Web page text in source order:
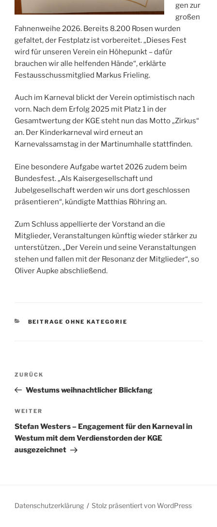
gen zur
großen
Fahnenweihe 2026. Bereits 8.200 Rosen wurden
gefaltet, der Festplatz ist vorbereitet. „Dieses Fest
wird für unseren Verein ein Höhepunkt – dafür
brauchen wir alle helfenden Hände“, erklärte
Festausschussmitglied Markus Frieling.
Auch im Karneval blickt der Verein optimistisch nach
vorn. Nach dem Erfolg 2025 mit Platz 1 in der
Gesamtwertung der KGE steht nun das Motto „Zirkus“
an. Der Kinderkarneval wird erneut an
Karnevalssamstag in der Martinumhalle stattfinden.
Eine besondere Aufgabe wartet 2026 zudem beim
Bundesfest. „Als Kaisergesellschaft und
Jubelgesellschaft werden wir uns dort geschlossen
präsentieren“, kündigte Matthias Röhring an.
Zum Schluss appellierte der Vorstand an die
Mitglieder, Veranstaltungen künftig wieder stärker zu
unterstützen. „Der Verein und seine Veranstaltungen
stehen und fallen mit der Resonanz der Mitglieder“, so
Oliver Aupke abschließend.
KATEGORIEN
BEITRAGE OHNE KATEGORIE
Beitragsnavigation
Vorheriger
Beitrag
ZURÜCK
Westums weihnachtlicher Blickfang
Nächster
Beitrag
WEITER
Stefan Westers – Engagement für den Karneval in
Westum mit dem Verdienstorden der KGE
ausgezeichnet
Datenschutzerklärung Stolz präsentiert von WordPress